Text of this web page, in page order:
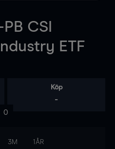
CSI
ETF
Köp
-
0
3M 1ÅR